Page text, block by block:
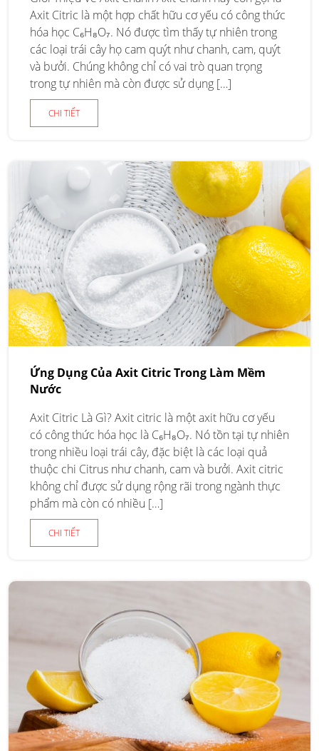
Axit Citric là một hợp chất hữu cơ yếu có công thức
hóa học C₆H₈O₇. Nó được tìm thấy tự nhiên trong
các loại trái cây họ cam quýt như chanh, cam, quýt
và bưởi. Chúng không chỉ có vai trò quan trọng
trong tự nhiên mà còn được sử dụng […]
CHI TIẾT
Ứng Dụng Của Axit Citric Trong Làm Mềm
Nước
Axit Citric Là Gì? Axit citric là một axit hữu cơ yếu
có công thức hóa học là C₆H₈O₇. Nó tồn tại tự nhiên
trong nhiều loại trái cây, đặc biệt là các loại quả
thuộc chi Citrus như chanh, cam và bưởi. Axit citric
không chỉ được sử dụng rộng rãi trong ngành thực
phẩm mà còn có nhiều […]
CHI TIẾT